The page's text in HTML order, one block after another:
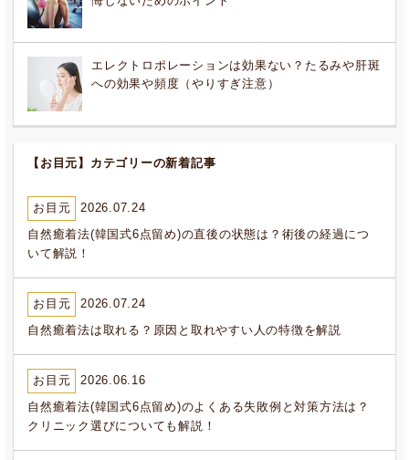
エレクトロポレーションは効果ない？たるみや肝斑
への効果や頻度（やりすぎ注意）
【お目元】カテゴリーの新着記事
お目元 2026.07.24
自然癒着法(韓国式6点留め)の直後の状態は？術後の経過につ
いて解説！
お目元 2026.07.24
自然癒着法は取れる？原因と取れやすい人の特徴を解説
お目元 2026.06.16
自然癒着法(韓国式6点留め)のよくある失敗例と対策方法は？
クリニック選びについても解説！